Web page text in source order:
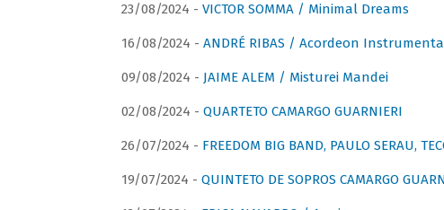
23/08/2024 - VICTOR SOMMA / Minimal Dreams
16/08/2024 - ANDRÉ RIBAS / Acordeon
09/08/2024 - JAIME ALEM / Misturei Mandei
02/08/2024 - QUARTETO CAMARGO GUARNIERI
26/07/2024 - FREEDOM BIG BAND, PAULO SERAU,
19/07/2024 - QUINTETO DE SOPROS CAMARGO